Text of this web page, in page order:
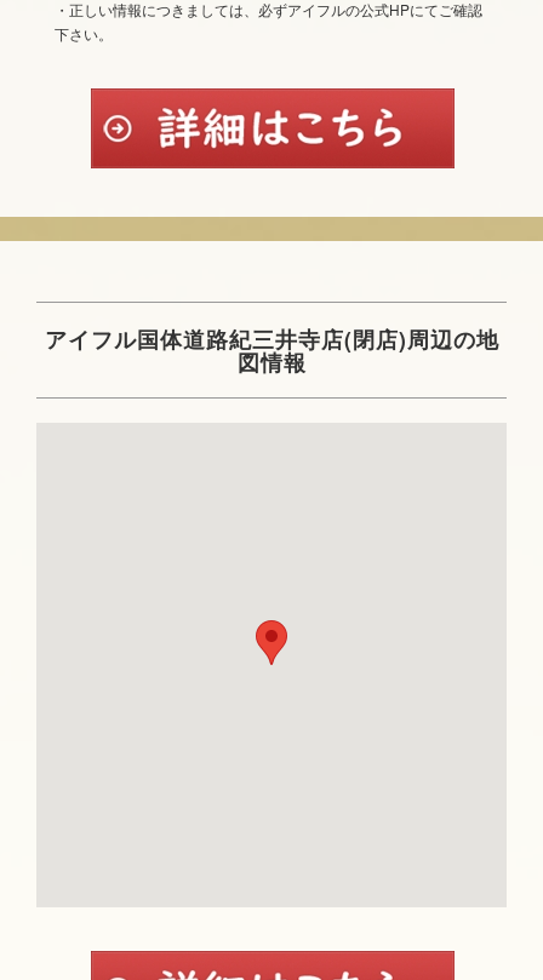
・正しい情報につきましては、必ずアイフルの公式HPにてご確認
下さい。
アイフル国体道路紀三井寺店(閉店)周辺の地
図情報